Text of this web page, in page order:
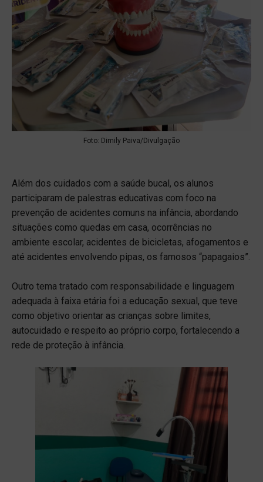
Foto: Dimily Paiva/Divulgação
Além dos cuidados com a saúde bucal, os alunos
participaram de palestras educativas com foco na
prevenção de acidentes comuns na infância, abordando
situações como quedas em casa, ocorrências no
ambiente escolar, acidentes de bicicletas, afogamentos e
até acidentes envolvendo pipas, os famosos “papagaios”.
Outro tema tratado com responsabilidade e linguagem
adequada à faixa etária foi a educação sexual, que teve
como objetivo orientar as crianças sobre limites,
autocuidado e respeito ao próprio corpo, fortalecendo a
rede de proteção à infância.